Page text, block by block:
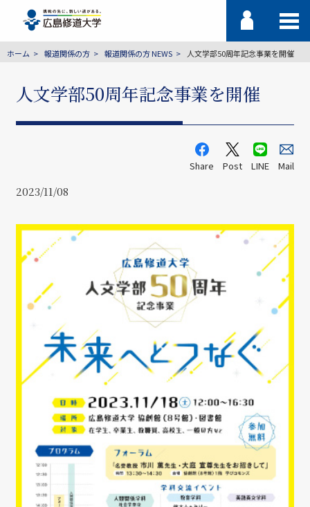
ホーム 報道関係の方 報道関係の方 NEWS 人文学部50周年記念事業を開催
人文学部50周年記念事業を開催
Share Post LINE Mail
2023/11/08